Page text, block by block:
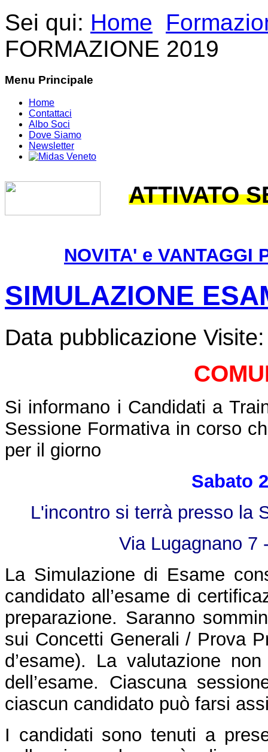
Sei qui: Home
FORMAZIONE 2019
Menu Principale
Home
Contattaci
Albo Soci
Dove Siamo
Newsletter
ATTIVATO
NOVITA' e
SIMULAZIONE
Data pubblicazione
Si informano i Candidati a
Sessione Formativa in corso
per il giorno
Sabato
L'incontro si terrà presso la
Via Lugagnano 7
La Simulazione di Esame
candidato all’esame di
preparazione. Saranno
sui Concetti Generali / Prova
d’esame). La valutazione
dell’esame. Ciascuna
ciascun candidato può farsi
I candidati sono tenuti a